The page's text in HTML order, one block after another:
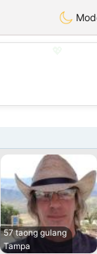
57 taong gulang
Tampa